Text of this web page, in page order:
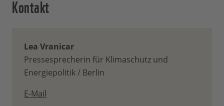
Kontakt
Lea Vranicar
Pressesprecherin für Klimaschutz und
Energiepolitik / Berlin
E-Mail